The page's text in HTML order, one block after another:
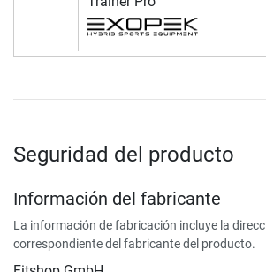
Seguridad del producto
Información del fabricante
La información de fabricación incluye la
correspondiente del fabricante del producto.